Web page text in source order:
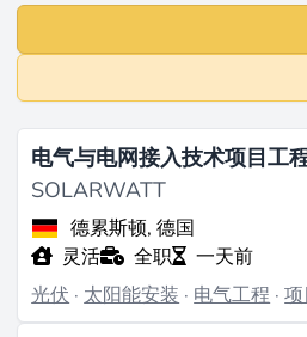
电气与电网接入技术项目工
SOLARWATT
德累斯顿, 德国
灵活
全职
一天前
光伏 · 太阳能安装 · 电气工程 ·